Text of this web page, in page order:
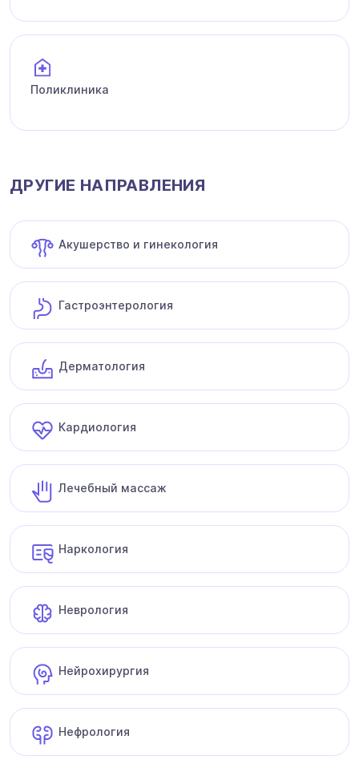
Поликлиника
ДРУГИЕ НАПРАВЛЕНИЯ
Акушерство и гинекология
Гастроэнтерология
Дерматология
Кардиология
Лечебный массаж
Наркология
Неврология
Нейрохирургия
Нефрология